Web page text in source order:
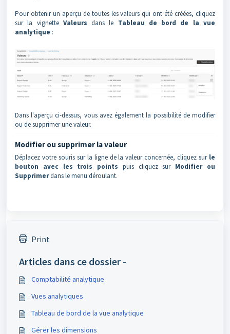
Pour obtenir un aperçu de toutes les valeurs qui ont été créées, cliquez
sur la vignetteValeurs dans le Tableau de bord de la vue
analytique :
Dans l'aperçu ci-dessus, vous avez également la possibilité de modifier
ou de supprimer une valeur.
Modifier ou supprimer la valeur
Déplacez votre souris sur la ligne de la valeur concernée, cliquez sur le
bouton avec les trois points puis cliquez sur Modifier ou
Supprimerdans le menu déroulant.
Print
Articles dans ce dossier -
Comptabilité analytique
Vues analytiques
Tableau de bord de la vue analytique
Gérer les dimensions